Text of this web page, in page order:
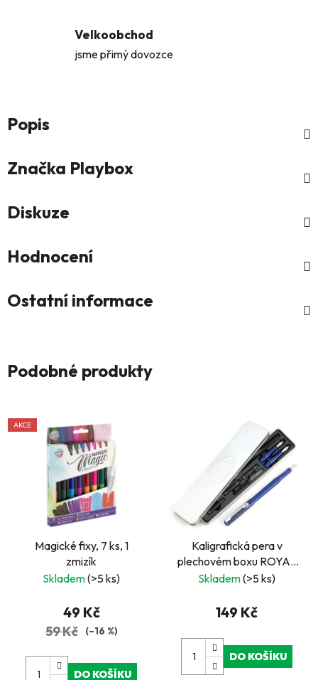
Velkoobchod
jsme přimý dovozce
Popis
Značka Playbox
Diskuze
Hodnocení
Ostatní informace
Podobné produkty
AKCE
Magické fixy, 7 ks, 1
zmizík
Skladem(>5 ks)
49 Kč
59 Kč (–16 %)
DO KOŠÍKU
Kaligrafická pera v
plechovém boxu ROYAL
and LANGNICKEL
Skladem(>5 ks)
149 Kč
DO KOŠÍKU